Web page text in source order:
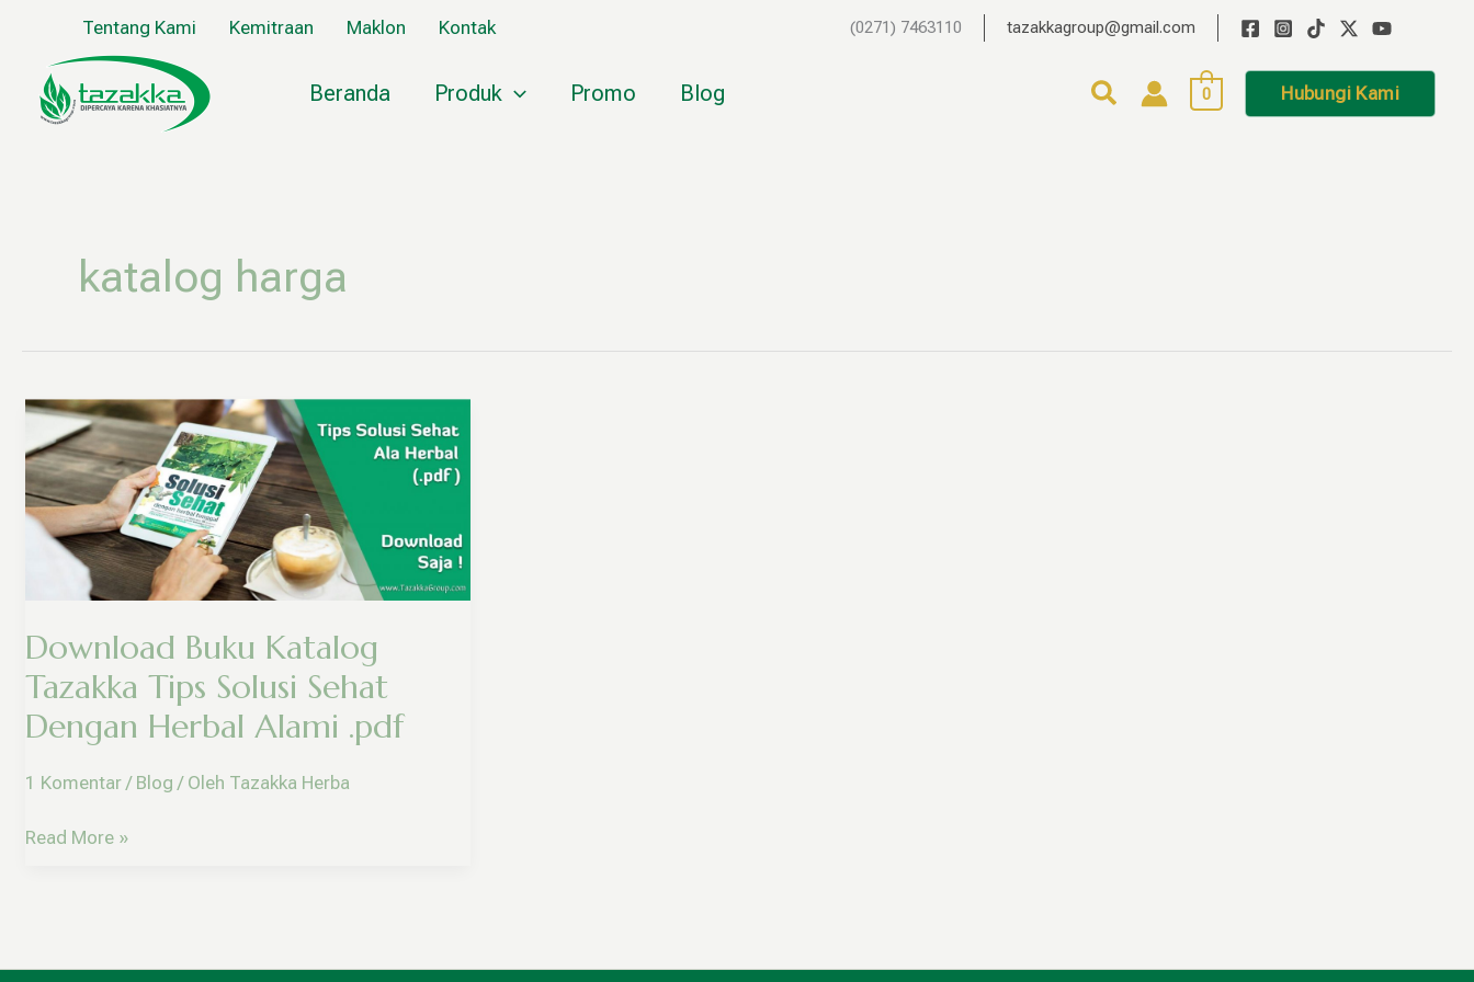
konten
Tentang Kami Kemitraan Maklon Kontak (0271) 7463110 tazakkagroup@gmail.com
Beranda Produk Promo Blog 0 Hubungi Kami
katalog harga
Download Buku Katalog
Tazakka Tips Solusi Sehat
Dengan Herbal Alami .pdf
1 Komentar / Blog / Oleh Tazakka Herba
Download
Buku
Katalog
Tazakka
Tips
Solusi
Dengan
Alami
.pdf
Read More »